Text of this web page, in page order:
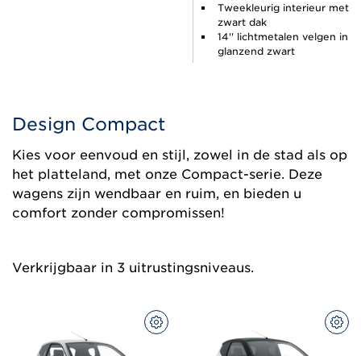
Tweekleurig interieur met
zwart dak
14'' lichtmetalen velgen in
glanzend zwart
Design Compact
Kies voor eenvoud en stijl, zowel in de stad als op
het platteland, met onze Compact-serie. Deze
wagens zijn wendbaar en ruim, en bieden u
comfort zonder compromissen!
Verkrijgbaar in 3 uitrustingsniveaus.
CONFIGUREER